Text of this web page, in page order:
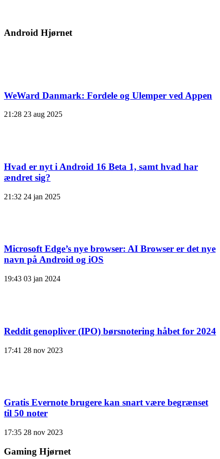
Android Hjørnet
WeWard Danmark: Fordele og Ulemper ved Appen
21:28 23 aug 2025
Hvad er nyt i Android 16 Beta 1, samt hvad har
ændret sig?
21:32 24 jan 2025
Microsoft Edge’s nye browser: AI Browser er det nye
navn på Android og iOS
19:43 03 jan 2024
Reddit genopliver (IPO) børsnotering håbet for 2024
17:41 28 nov 2023
Gratis Evernote brugere kan snart være begrænset
til 50 noter
17:35 28 nov 2023
Gaming Hjørnet